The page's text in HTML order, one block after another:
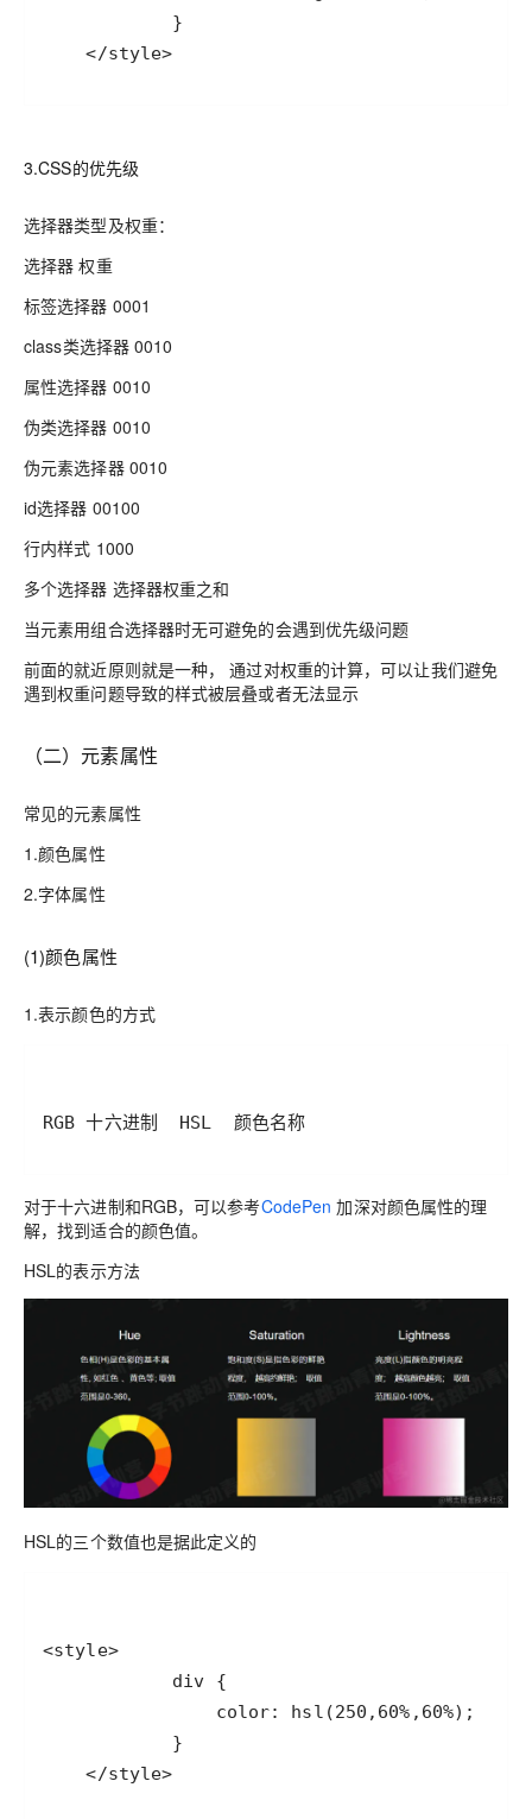
    </style>
3.CSS的优先级
选择器类型及权重：
选择器 权重
标签选择器 0001
class类选择器 0010
属性选择器 0010
伪类选择器 0010
伪元素选择器 0010
id选择器 00100
行内样式 1000
多个选择器 选择器权重之和
当元素用组合选择器时无可避免的会遇到优先级问题
前面的就近原则就是一种， 通过对权重的计算，可以让我们避免
遇到权重问题导致的样式被层叠或者无法显示
（二）元素属性
常见的元素属性
1.颜色属性
2.字体属性
(1)颜色属性
1.表示颜色的方式
RGB 十六进制  HSL  颜色名称
对于十六进制和RGB，可以参考CodePen 加深对颜色属性的理
解，找到适合的颜色值。
HSL的表示方法
HSL的三个数值也是据此定义的
<style>
    </style>